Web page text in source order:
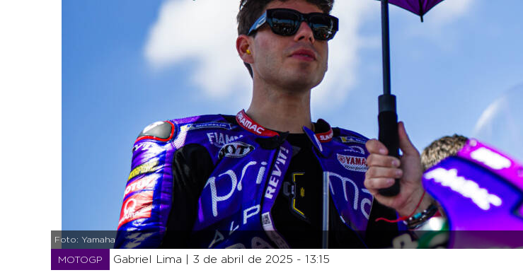
Foto: Yamaha
MOTOGP Gabriel Lima | 3 de abril de 2025 - 13:15